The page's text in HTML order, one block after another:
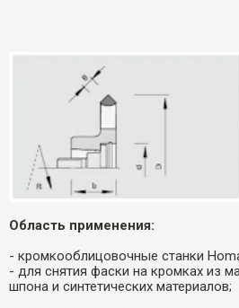
Область применения:
- кромкооблицовочные станки
- для снятия фаски на кромках из
шпона и синтетических материалов;